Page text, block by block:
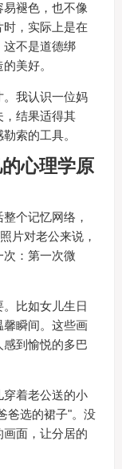
褪色，也不像
，实际上是在
这不是道德绑
美好。
我认识一位妈
，结果适得其
索的工具。
心理学原
个记忆网络，
片对老公来说，
：第一次微
比如女儿生日
瞬间。这些画
到愉悦的多巴
着老公送的小
爸选的裙子"。没
面，让分居的